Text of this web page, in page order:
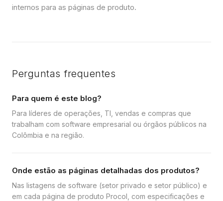
internos para as páginas de produto.
Perguntas frequentes
Para quem é este blog?
Para líderes de operações, TI, vendas e compras que
trabalham com software empresarial ou órgãos públicos na
Colômbia e na região.
Onde estão as páginas detalhadas dos produtos?
Nas listagens de software (setor privado e setor público) e
em cada página de produto Procol, com especificações e